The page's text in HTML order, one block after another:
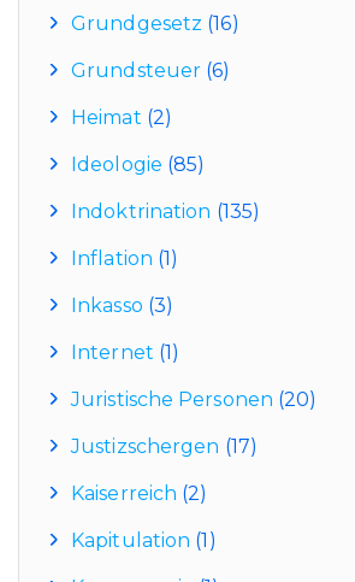
Grundgesetz (16)
Grundsteuer (6)
Heimat (2)
Ideologie (85)
Indoktrination (135)
Inflation (1)
Inkasso (3)
Internet (1)
Juristische Personen (20)
Justizschergen (17)
Kaiserreich (2)
Kapitulation (1)